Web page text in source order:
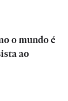
o mundo é
ao